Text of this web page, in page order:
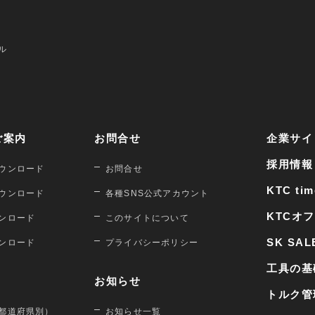
案内
ンロード
ンロード
ロード
ロード
道府県別）
お問合せ
お問合せ
各種SNS公式アカウント
このサイトについて
プライバシーポリシー
お知らせ
お知らせ一覧
企業サイ
採用情報
KTC
KTCオ
SK
工具の
トルク